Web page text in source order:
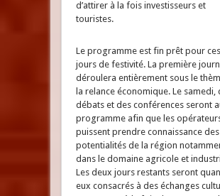
d’attirer à la fois investisseurs et
touristes.
Le programme est fin prêt pour
jours de festivité. La première
déroulera entièrement sous le
la relance économique. Le samedi,
débats et des conférences seront
programme afin que les
puissent prendre connaissance des
potentialités de la région
dans le domaine agricole et
Les deux jours restants seront
eux consacrés à des échanges